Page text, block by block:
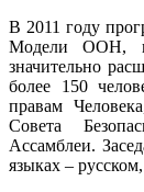
В 2011 году
Модели ООН,
значительно
более 150
правам
Совета
Ассамблеи.
языках –